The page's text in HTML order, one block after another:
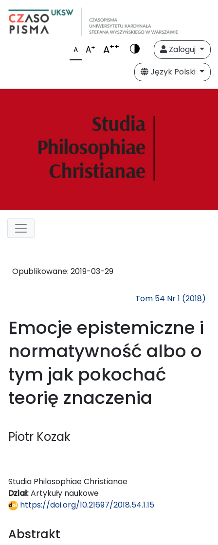
A A+ A++
Zaloguj
Język Polski
Opublikowane: 2019-03-29
Tom 54 Nr 1 (2018)
Emocje epistemiczne i
normatywność albo o
tym jak pokochać
teorię znaczenia
Piotr Kozak
Studia Philosophiae Christianae
Dział:Artykuły naukowe
https://doi.org/10.21697/2018.54.1.15
Abstrakt